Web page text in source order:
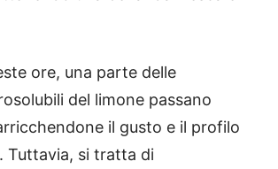
ore, una parte delle
del limone passano
il gusto e il profilo
Tuttavia, si tratta di